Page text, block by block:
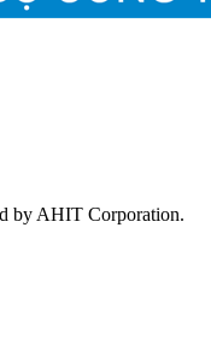
by AHIT Corporation.